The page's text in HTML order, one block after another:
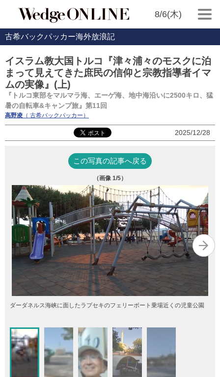
8/6(木)
古希バックパッカー海外放浪記
イスラム教大国トルコ『津々浦々のモスクに泊
まって見えてきた庶民の信仰と宗教指導者イマ
ムの実像』(上)
『トルコ東部をマルマラ海、エーゲ海、地中海沿いに2500キロ、猛
暑の自転車&キャンプ旅』第11回
高野凌 （ 古希バックパッカー）
2025/12/28
この写真の記事へ戻る
（画像 1/5）
ダーダネルス海峡に面したラプセキのフェリーボート乗場近くの児童公園